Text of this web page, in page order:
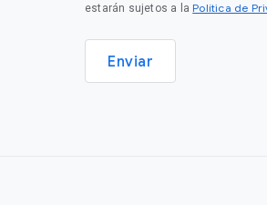
estarán sujetos a la Política de
Enviar